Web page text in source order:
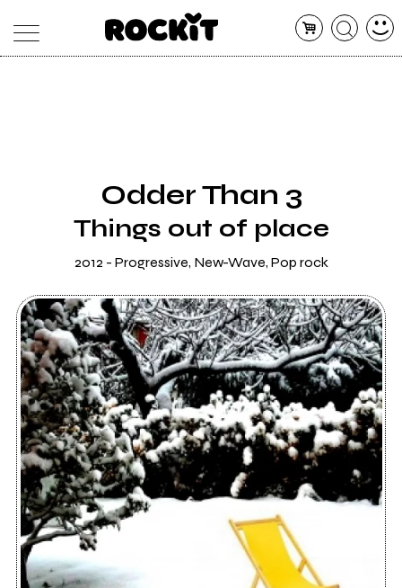
SHOP
RADIO
Odder Than 3
Things out of place
2012 - Progressive, New-Wave, Pop rock